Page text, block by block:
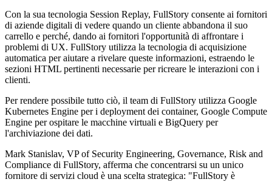
Con la sua tecnologia Session Replay, FullStory consente ai fornitori
di aziende digitali di vedere quando un cliente abbandona il suo
carrello e perché, dando ai fornitori l'opportunità di affrontare i
problemi di UX. FullStory utilizza la tecnologia di acquisizione
automatica per aiutare a rivelare queste informazioni, estraendo le
sezioni HTML pertinenti necessarie per ricreare le interazioni con i
clienti.
Per rendere possibile tutto ciò, il team di FullStory utilizza Google
Kubernetes Engine per i deployment dei container, Google Compute
Engine per ospitare le macchine virtuali e BigQuery per
l'archiviazione dei dati.
Mark Stanislav, VP of Security Engineering, Governance, Risk and
Compliance di FullStory, afferma che concentrarsi su un unico
fornitore di servizi cloud è una scelta strategica: "FullStory è